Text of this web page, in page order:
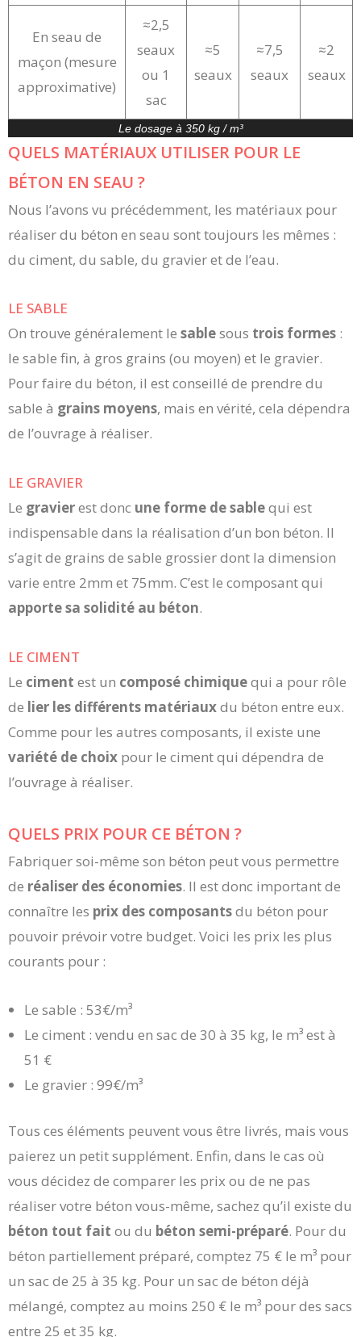
En seau de
maçon (mesure
approximative)
≈2,5
seaux
ou 1
sac
≈5
seaux
≈7,5
seaux
≈2
seaux
Le dosage à 350 kg / m³
QUELS MATÉRIAUX UTILISER POUR LE
BÉTON EN SEAU ?
Nous l’avons vu précédemment, les matériaux pour
réaliser du béton en seau sont toujours les mêmes :
du ciment, du sable, du gravier et de l’eau.
LE SABLE
On trouve généralement le sablesous trois formes :
le sable fin, à gros grains (ou moyen) et le gravier.
Pour faire du béton, il est conseillé de prendre du
sable à grains moyens, mais en vérité, cela dépendra
de l’ouvrage à réaliser.
LE GRAVIER
Le gravierest donc une forme de sablequi est
indispensable dans la réalisation d’un bon béton. Il
s’agit de grains de sable grossier dont la dimension
varie entre 2mm et 75mm. C’est le composant qui
apporte sa solidité au béton.
LE CIMENT
Le ciment est un composé chimiquequi a pour rôle
de lier les différents matériauxdu béton entre eux.
Comme pour les autres composants, il existe une
variété de choix pour le ciment qui dépendra de
l’ouvrage à réaliser.
QUELS PRIX POUR CE BÉTON ?
Fabriquer soi-même son béton peut vous permettre
de réaliser des économies. Il est donc important de
connaître les prix des composantsdu béton pour
pouvoir prévoir votre budget. Voici les prix les plus
courants pour :
Le sable : 53€/m³
Le ciment : vendu en sac de 30 à 35 kg, le m³ est à
51 €
Le gravier : 99€/m³
Tous ces éléments peuvent vous être livrés, mais vous
paierez un petit supplément. Enfin, dans le cas où
vous décidez de comparer les prix ou de ne pas
réaliser votre béton vous-même, sachez qu’il existe du
béton tout fait ou du béton semi-préparé. Pour du
béton partiellement préparé, comptez 75 € le m³ pour
un sac de 25 à 35 kg. Pour un sac de béton déjà
mélangé, comptez au moins 250 € le m³ pour des sacs
entre 25 et 35 kg.